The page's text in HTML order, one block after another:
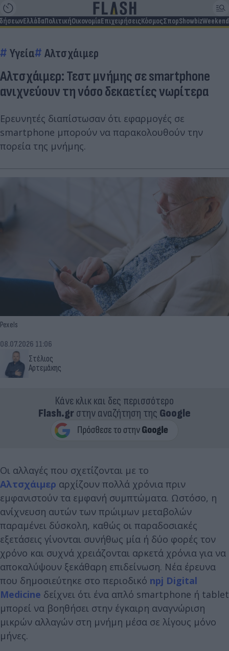
ΕλλάδαΠολιτικήΟικονομίαΕπιχειρήσειςΚόσμοςΣπορShowbizWeekend
Υγεία Αλτσχάιμερ
Αλτσχάιμερ: Τεστ μνήμης σε smartphone
ανιχνεύουν τη νόσο δεκαετίες νωρίτερα
Ερευνητές διαπίστωσαν ότι εφαρμογές σε
smartphone μπορούν να παρακολουθούν την
πορεία της μνήμης.
Pexels
Στέλιος
Αρτεμάκης
08.07.2026 11:06
Κάνε κλικ και δες περισσότερο
Flash.grστην αναζήτηση της Google
Οι αλλαγές που σχετίζονται με το
Αλτσχάιμερ αρχίζουν πολλά χρόνια πριν
εμφανιστούν τα εμφανή συμπτώματα. Ωστόσο, η
ανίχνευση αυτών των πρώιμων μεταβολών
παραμένει δύσκολη, καθώς οι παραδοσιακές
εξετάσεις γίνονται συνήθως μία ή δύο φορές τον
χρόνο και συχνά χρειάζονται αρκετά χρόνια για να
αποκαλύψουν ξεκάθαρη επιδείνωση. Νέα έρευνα
που δημοσιεύτηκε στο περιοδικό npj Digital
Medicine δείχνει ότι ένα απλό smartphone ή tablet
μπορεί να βοηθήσει στην έγκαιρη αναγνώριση
μικρών αλλαγών στη μνήμη μέσα σε λίγους μόνο
μήνες.